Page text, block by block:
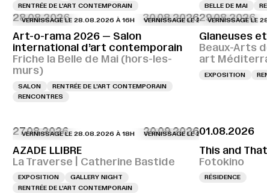
RENTRÉE DE L'ART CONTEMPORAIN
BELLE DE MAI
28.08.2026 30.08.2026
VERNISSAGE LE 28.08.2026 À 16H VERNISSAGE LE 28.08.2026 À 16H
Art-o-rama 2026 — Salon
international d’art contemporain
Friche la Belle de Mai (hors-les-
murs)
SALON
RENTRÉE DE L'ART CONTEMPORAIN
RENCONTRES
29.08.2026
VERNISSAGE LE
Glaneuses
Beaux-Arts
art
EXPOSITION
27.08.2026 20.09.2026
VERNISSAGE LE 28.08.2026 À 18H VERNISSAGE LE 28.08.2026 À 18H
AZADE LLIBRE
La Traverse | Catherine Bastide
EXPOSITION
GALLERY NIGHT
RENTRÉE DE L'ART CONTEMPORAIN
01.08.2026
This and
Fotokino
RÉSIDENCE